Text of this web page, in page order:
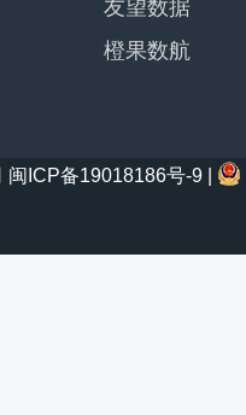
友望数据
橙果数航
闽ICP备19018186号-9